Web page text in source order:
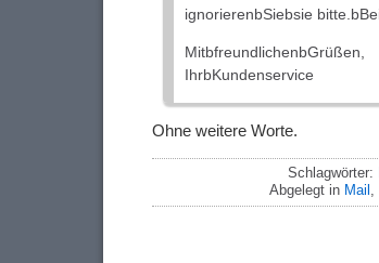
ignorierenbSiebsie
MitbfreundlichenbGrüßen,
IhrbKundenservice
Ohne weitere Worte.
Schlagwörter:
Abgelegt in Mail ,